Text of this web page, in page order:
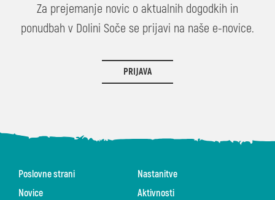
Za prejemanje novic o aktualnih dogodkih in
ponudbah v Dolini Soče se prijavi na naše e-novice.
PRIJAVA
Poslovne strani
Novice
Nastanitve
Aktivnosti